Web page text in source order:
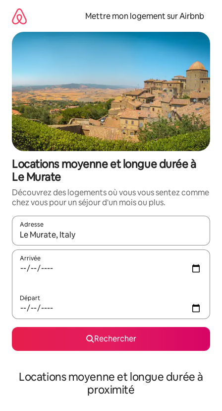
directement
contenu
Mettre mon logement sur Airbnb
Locations moyenne et longue durée à
Le Murate
Découvrez des logements où vous vous sentez comme
chez vous pour un séjour d'un mois ou plus.
Adresse
Lorsque les résultats s'affichent, utilisez les flèches vers le
Arrivée
Départ
Rechercher
Locations moyenne et longue durée à
proximité